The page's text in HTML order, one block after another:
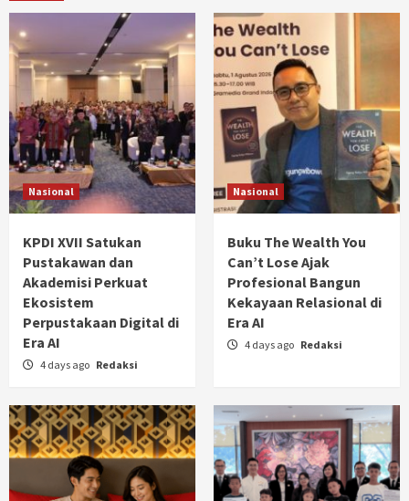
4
Gandeng Luis Figo, HGI Bidik Transformasi
Domino Digital yang Lebih Profesional
5
Berita Terkini
Momentum Baru FORKABI, Ketum PLPPBI
Hendra Digjaya Sampaikan Ucapan Selamat
kepada Bang Haji Achmad Azran, SE
1
Berita Terkini
BRI Cabang Mega Kuningan Gulirkan
Program Jumat Berkah, Wujud Nyata
Kepedulian Sosial
2
Berita Terkini
Kementerian Pendidikan menunjuk Aero
Astra Akademia Sebagai Penyelenggara
Program Pendidikan Kecakapan Kerja ( PKK)
3
Program Akselerasi Akuisisi Produk BRI x FC
Barcelona di Sogo Mall Kota Kasablanka
Berita Terkini Sport
Nasional
KPDI XVII Satukan
Pustakawan dan
Akademisi Perkuat
Ekosistem
Perpustakaan Digital di
Era AI
4 days ago Redaksi
Nasional
Buku The Wealth You
Can’t Lose Ajak
Profesional Bangun
Kekayaan Relasional di
Era AI
4 days ago Redaksi